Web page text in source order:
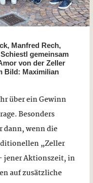
Manfred Rech,
gemeinsam
von der Zeller
Bild: Maximilian
über ein Gewinn
Besonders
dann, wenn die
„Zeller
jener Aktionszeit, in
auf zusätzliche